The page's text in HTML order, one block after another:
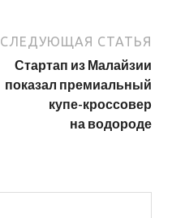
СЛЕДУЮЩАЯ СТАТЬЯ
Стартап из Малайзии
показал премиальный
купе-кроссовер
на водороде